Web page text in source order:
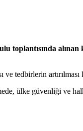
toplantısında
tedbirlerin
ülke güvenliği ve